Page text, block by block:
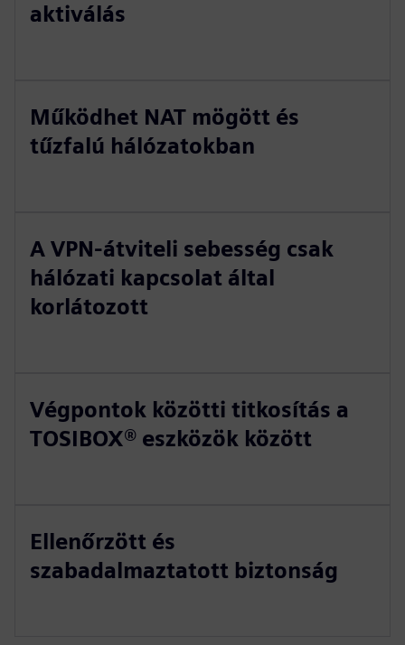
aktiválás
Működhet NAT mögött és
tűzfalú hálózatokban
A VPN-átviteli sebesség csak
hálózati kapcsolat által
korlátozott
Végpontok közötti titkosítás a
TOSIBOX® eszközök között
Ellenőrzött és
szabadalmaztatott biztonság